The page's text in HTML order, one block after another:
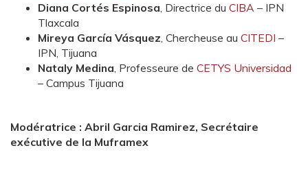
Diana Cortés Espinosa, Directrice du CIBA – IPN
Tlaxcala
Mireya García Vásquez, Chercheuse au CITEDI –
IPN, Tijuana
Nataly Medina, Professeure de CETYS Universidad
– Campus Tijuana
Modératrice : Abril Garcia Ramirez, Secrétaire
exécutive de la Muframex